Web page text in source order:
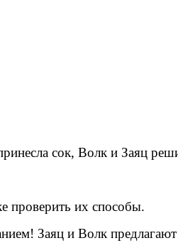
сок, Волк и Заяц
проверить их способы.
Заяц и Волк